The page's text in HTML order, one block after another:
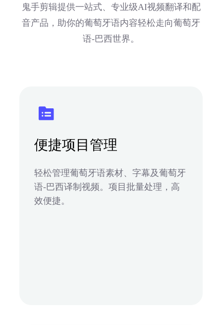
鬼手剪辑提供一站式、专业级AI视频翻译和配
音产品，助你的葡萄牙语内容轻松走向葡萄牙
语-巴西世界。
便捷项目管理
轻松管理葡萄牙语素材、字幕及葡萄牙
语-巴西译制视频。项目批量处理，高
效便捷。